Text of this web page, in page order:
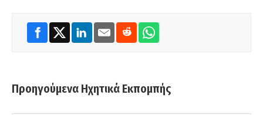
Προηγούμενα Ηχητικά Εκπομπής